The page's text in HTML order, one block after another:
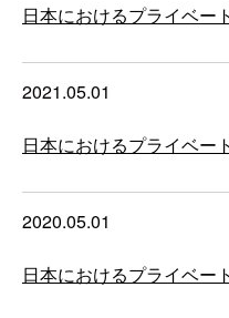
日本におけるプライベー
2021.05.01
日本におけるプライベー
2020.05.01
日本におけるプライベー